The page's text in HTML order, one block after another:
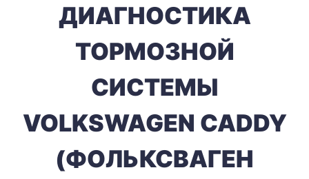
ДИАГНОСТИКА
ТОРМОЗНОЙ
СИСТЕМЫ
VOLKSWAGEN CADDY
(ФОЛЬКСВАГЕН